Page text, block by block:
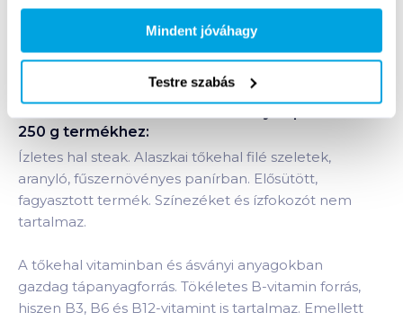
Mindent jóváhagy
Testre szabás
FRoSTA fagyasztott
250 g termékhez:
Ízletes hal steak. Alaszkai tőkehal filé szeletek,
aranyló, fűszernövényes panírban. Elősütött,
fagyasztott termék. Színezéket és ízfokozót nem
tartalmaz.
A tőkehal vitaminban és ásványi anyagokban
gazdag tápanyagforrás. Tökéletes B-vitamin forrás,
hiszen B3, B6 és B12-vitamint is tartalmaz. Emellett